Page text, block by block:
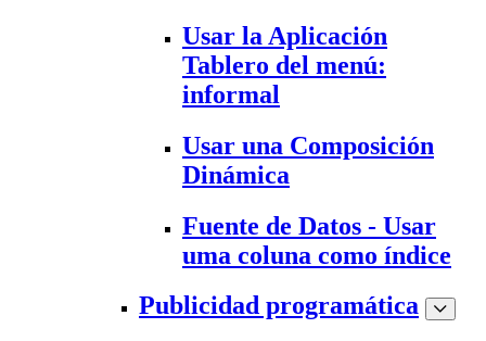
Usar la Aplicación
Tablero del menú:
informal
Usar una Composición
Dinámica
Fuente de Datos - Usar
uma coluna como índice
Publicidad programática